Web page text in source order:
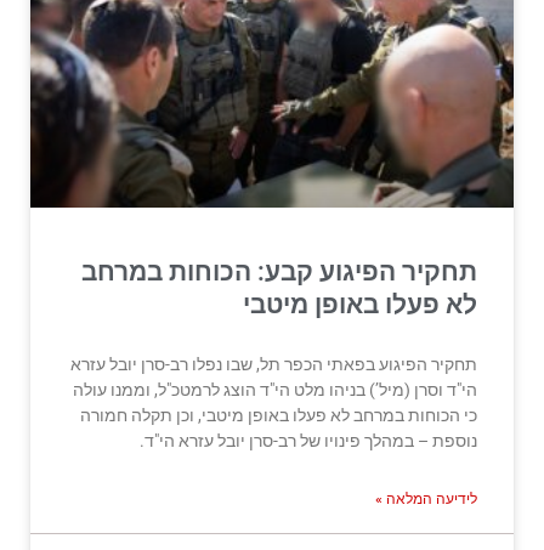
תחקיר הפיגוע קבע: הכוחות במרחב
לא פעלו באופן מיטבי
תחקיר הפיגוע בפאתי הכפר תל, שבו נפלו רב-סרן יובל עזרא
הי"ד וסרן (מיל’) בניהו מלט הי"ד הוצג לרמטכ"ל, וממנו עולה
כי הכוחות במרחב לא פעלו באופן מיטבי, וכן תקלה חמורה
נוספת – במהלך פינויו של רב-סרן יובל עזרא הי"ד.
לידיעה המלאה »